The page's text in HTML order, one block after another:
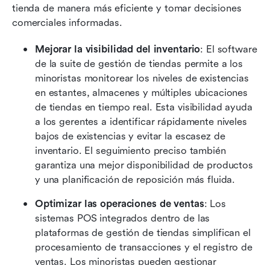
tienda de manera más eficiente y tomar decisiones
comerciales informadas.
Mejorar la visibilidad del inventario: El software
de la suite de gestión de tiendas permite a los
minoristas monitorear los niveles de existencias
en estantes, almacenes y múltiples ubicaciones
de tiendas en tiempo real. Esta visibilidad ayuda
a los gerentes a identificar rápidamente niveles
bajos de existencias y evitar la escasez de
inventario. El seguimiento preciso también
garantiza una mejor disponibilidad de productos
y una planificación de reposición más fluida.
Optimizar las operaciones de ventas: Los
sistemas POS integrados dentro de las
plataformas de gestión de tiendas simplifican el
procesamiento de transacciones y el registro de
ventas. Los minoristas pueden gestionar